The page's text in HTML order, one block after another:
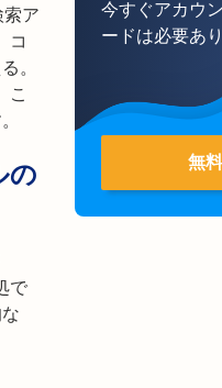
ア
コ
。
こ
の
で
今すぐアカウ
ードは必要あ
無